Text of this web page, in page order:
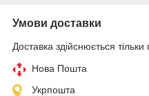
Умови доставки
Доставка здійснюється тільки
Нова Пошта
Укрпошта